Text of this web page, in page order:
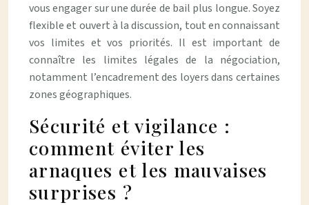
vous engager sur une durée de bail plus longue. Soyez
flexible et ouvert à la discussion, tout en connaissant
vos limites et vos priorités. Il est important de
connaître les limites légales de la négociation,
notamment l’encadrement des loyers dans certaines
zones géographiques.
Sécurité et vigilance :
comment éviter les
arnaques et les mauvaises
surprises ?